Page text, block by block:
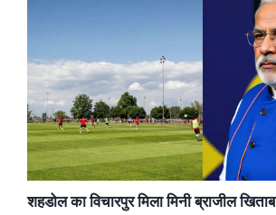
शहडोल का विचारपुर मिला मिनी ब्राजील खिताब